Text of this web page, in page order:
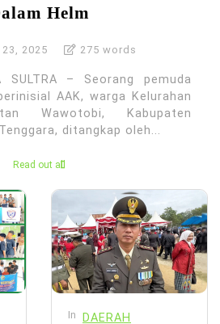
Helm
2025 275 words
SULTRA – Seorang pemuda
AAK, warga Kelurahan
Wawotobi, Kabupaten
ditangkap oleh...
Read out all
In
DAERAH